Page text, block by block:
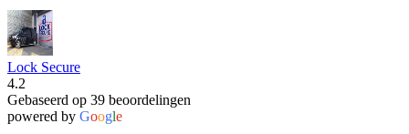
Lock Secure
4.2
Gebaseerd op 39 beoordelingen
powered by Google